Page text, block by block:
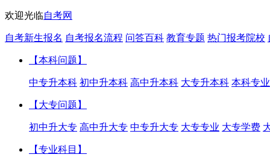
欢迎光临自考网
自考新生报名 自考报名流程 问答百科 教育专题 热门报考院校
【本科问题】
中专升本科 初中升本科 高中升本科 大专升本科 本科专业
【大专问题】
初中升大专 高中升大专 中专升大专 大专专业 大专学费
【专业科目】